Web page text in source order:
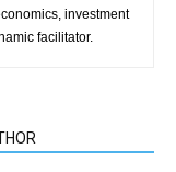
investment
facilitator.